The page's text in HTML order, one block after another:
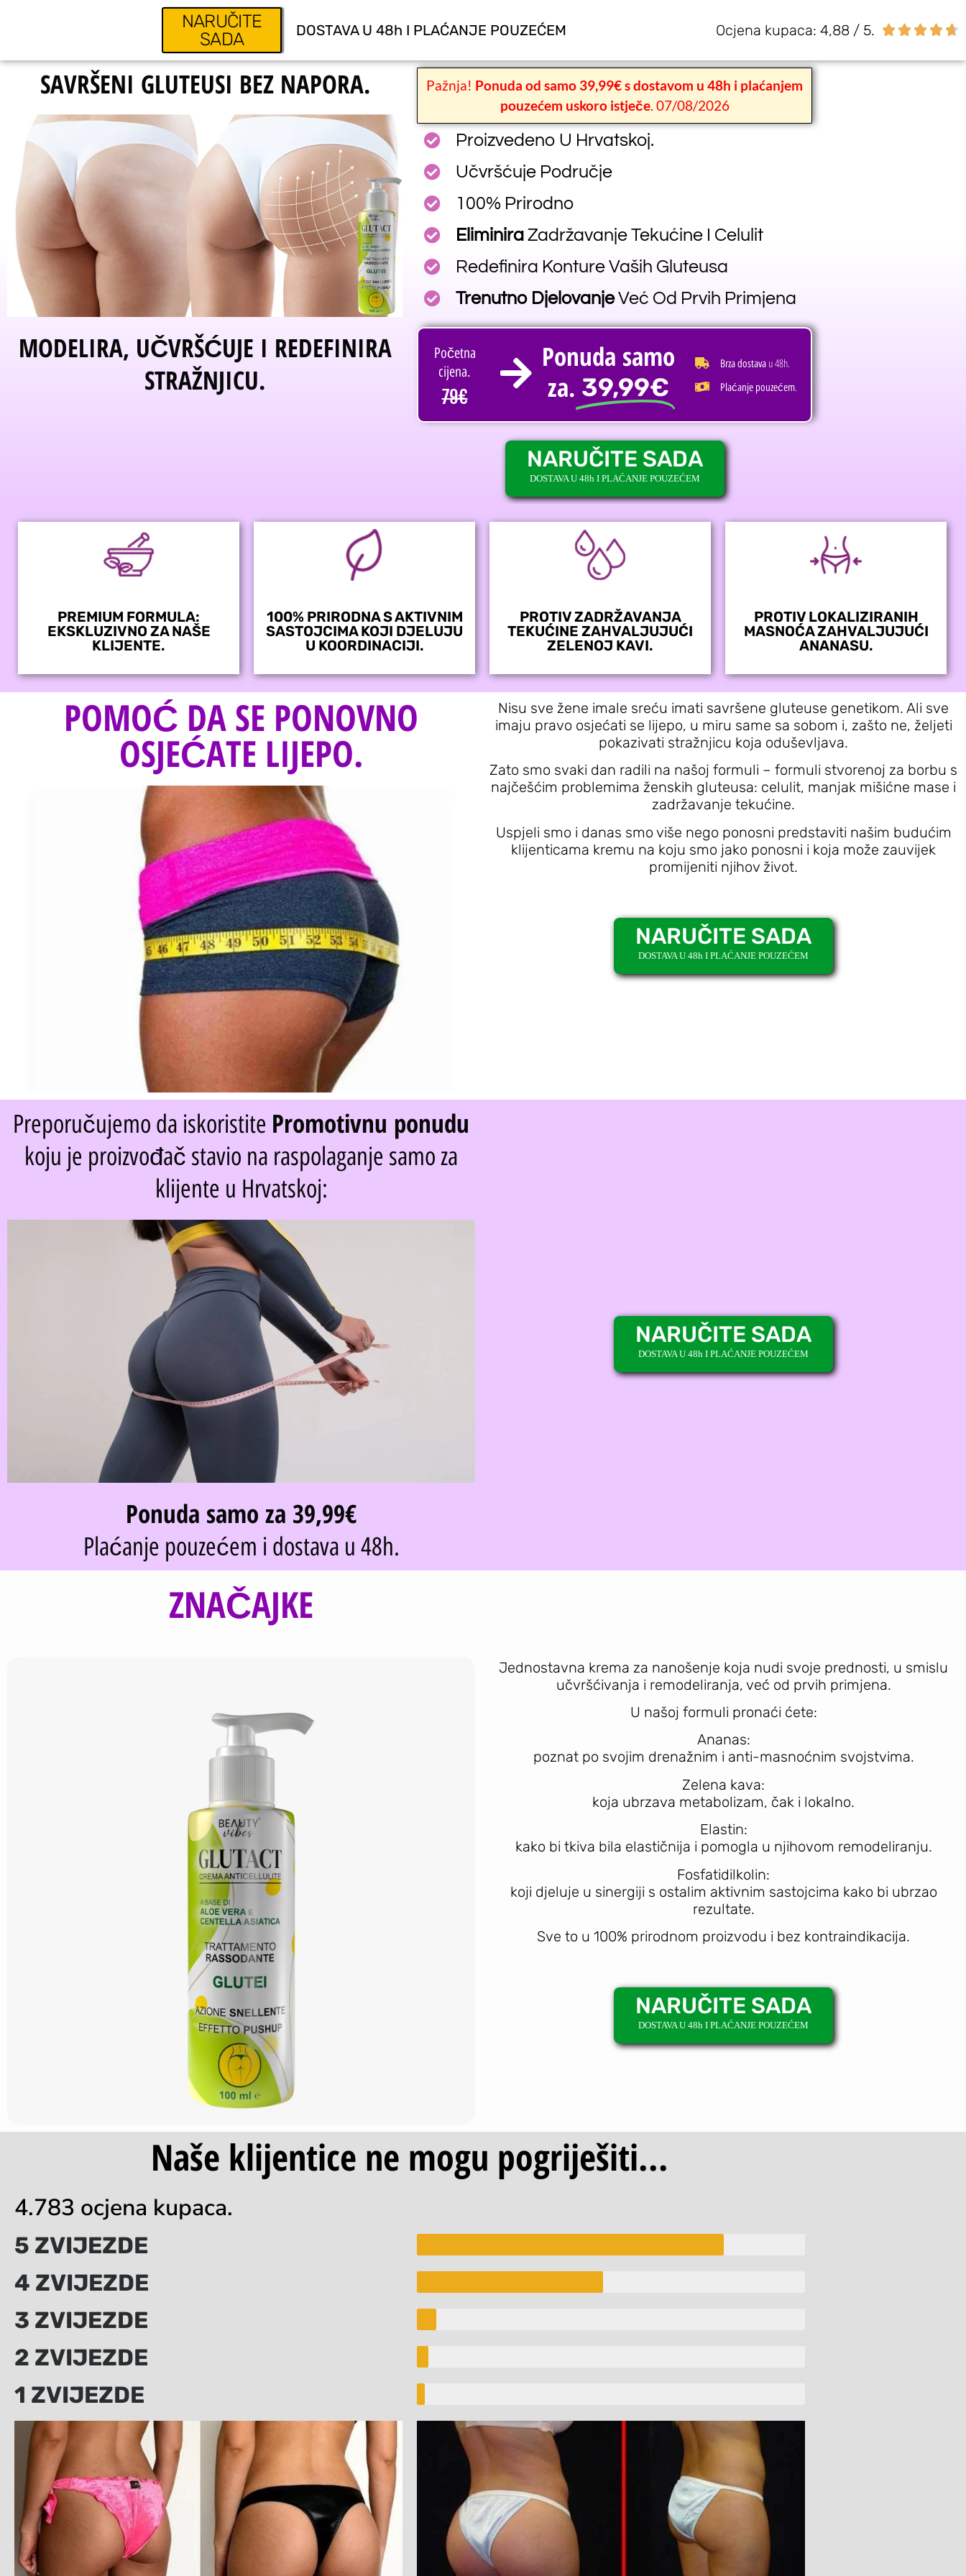
NARUČITE
SADA
DOSTAVA U 48h I PLAĆANJE POUZEĆEM Ocjena kupaca: 4,88 / 5. 
SAVRŠENI GLUTEUSI BEZ NAPORA.
MODELIRA, UČVRŠĆUJE I REDEFINIRA
STRAŽNJICU.
Pažnja! Ponuda od samo 39,99€ s dostavom u 48h i plaćanjem
pouzećem uskoro istječe. 07/08/2026
Proizvedeno U Hrvatskoj.
Učvršćuje Područje
100% Prirodno
EliminiraZadržavanje Tekućine I Celulit
Redefinira Konture Vaših Gluteusa
Trenutno DjelovanjeVeć Od Prvih Primjena
Početna
cijena.
79€
Ponuda samo
za. 39,99€
Brza dostava u 48h.
Plaćanje pouzećem.
NARUČITE SADA
DOSTAVA U 48h I PLAĆANJE POUZEĆEM
PREMIUM FORMULA:
EKSKLUZIVNO ZA NAŠE
KLIJENTE.
100% PRIRODNA S AKTIVNIM
SASTOJCIMA KOJI DJELUJU
U KOORDINACIJI.
PROTIV ZADRŽAVANJA
TEKUĆINE ZAHVALJUJUĆI
ZELENOJ KAVI.
PROTIV LOKALIZIRANIH
MASNOĆA ZAHVALJUJUĆI
ANANASU.
POMOĆ DA SE PONOVNO
OSJEĆATE LIJEPO.
Nisu sve žene imale sreću imati savršene gluteuse genetikom. Ali sve
imaju pravo osjećati se lijepo, u miru same sa sobom i, zašto ne, željeti
pokazivati stražnjicu koja oduševljava.
Zato smo svaki dan radili na našoj formuli – formuli stvorenoj za borbu s
najčešćim problemima ženskih gluteusa: celulit, manjak mišićne mase i
zadržavanje tekućine.
Uspjeli smo i danas smo više nego ponosni predstaviti našim budućim
klijenticama kremu na koju smo jako ponosni i koja može zauvijek
promijeniti njihov život.
NARUČITE SADA
DOSTAVA U 48h I PLAĆANJE POUZEĆEM
Preporučujemo da iskoristite Promotivnu ponudu
koju je proizvođač stavio na raspolaganje samo za
klijente u Hrvatskoj:
Ponuda samo za 39,99€
Plaćanje pouzećem i dostava u 48h.
NARUČITE SADA
DOSTAVA U 48h I PLAĆANJE POUZEĆEM
ZNAČAJKE
Jednostavna krema za nanošenje koja nudi svoje prednosti, u smislu
učvršćivanja i remodeliranja, već od prvih primjena.
U našoj formuli pronaći ćete:
Ananas:
poznat po svojim drenažnim i anti-masnoćnim svojstvima.
Zelena kava:
koja ubrzava metabolizam, čak i lokalno.
Elastin:
kako bi tkiva bila elastičnija i pomogla u njihovom remodeliranju.
Fosfatidilkolin:
koji djeluje u sinergiji s ostalim aktivnim sastojcima kako bi ubrzao
rezultate.
Sve to u 100% prirodnom proizvodu i bez kontraindikacija.
NARUČITE SADA
DOSTAVA U 48h I PLAĆANJE POUZEĆEM
Naše klijentice ne mogu pogriješiti...
4.783 ocjena kupaca.
5 ZVIJEZDE
4 ZVIJEZDE
3 ZVIJEZDE
2 ZVIJEZDE
1 ZVIJEZDE